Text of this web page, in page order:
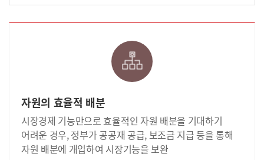
자원의 효율적 배분
시장경제 기능만으로 효율적인 자원 배분을 기대하기
어려운 경우, 정부가 공공재 공급, 보조금 지급 등을 통해
자원 배분에 개입하여 시장기능을 보완